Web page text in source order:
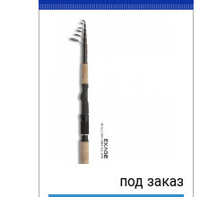
под заказ